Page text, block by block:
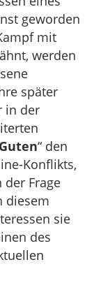
geworden
mit
werden
später
in der
“ den
Konflikts,
Frage
diesem
sie
des